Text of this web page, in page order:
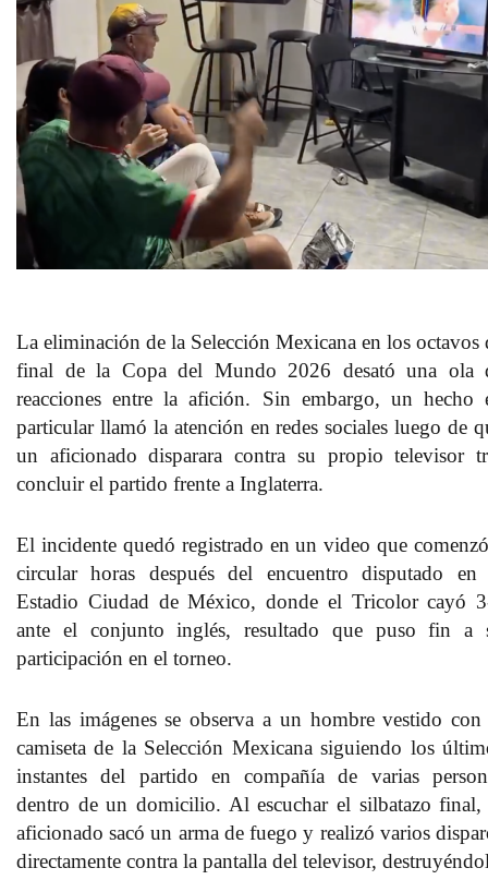
La eliminación de la Selección Mexicana en los octavos
final de la Copa del Mundo 2026 desató una ola
reacciones entre la afición. Sin embargo, un hecho
particular llamó la atención en redes sociales luego de
un aficionado disparara contra su propio televisor
concluir el partido frente a Inglaterra.
El incidente quedó registrado en un video que
circular horas después del encuentro disputado en
Estadio Ciudad de México, donde el Tricolor cayó
ante el conjunto inglés, resultado que puso fin a
participación en el torneo.
En las imágenes se observa a un hombre vestido con
camiseta de la Selección Mexicana siguiendo los
instantes del partido en compañía de varias
dentro de un domicilio. Al escuchar el silbatazo final,
aficionado sacó un arma de fuego y realizó varios
directamente contra la pantalla del televisor,